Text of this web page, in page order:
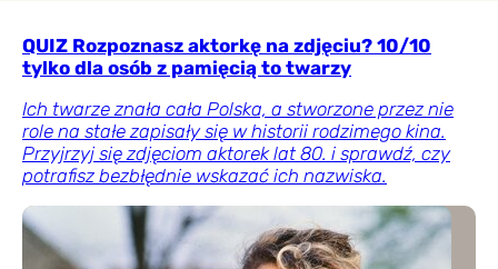
QUIZ Rozpoznasz aktorkę na zdjęciu? 10/10
tylko dla osób z pamięcią to twarzy
Ich twarze znała cała Polska, a stworzone przez nie
role na stałe zapisały się w historii rodzimego kina.
Przyjrzyj się zdjęciom aktorek lat 80. i sprawdź, czy
potrafisz bezbłędnie wskazać ich nazwiska.